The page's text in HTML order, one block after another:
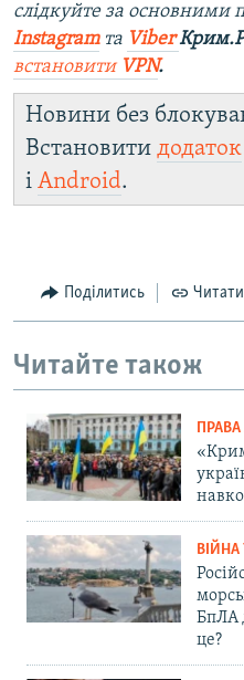
слідкуйте за основними
Instagramта Viber
встановити VPN.
Новини без
Встановити додаток
і Android.
Поділитись
Читайте також
БпЛА
це?